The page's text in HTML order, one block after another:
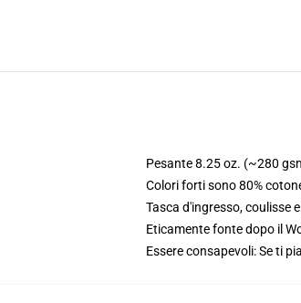
Pesante 8.25 oz. (~280
Colori forti sono 80%
Tasca d'ingresso, coulisse
Eticamente fonte dopo il
Essere consapevoli: Se ti